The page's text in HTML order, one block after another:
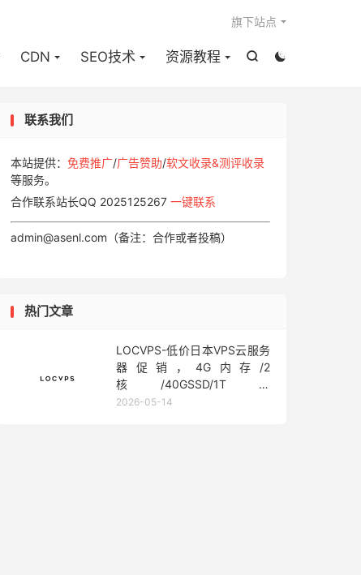


CDN SEO技术 资源教程
旗下站点
联系我们
本站提供： 免费推广/广告赞助/软文收录&测评收录
等服务。
合作联系站长QQ 2025125267 一键联系
admin@asenl.com（备注：合作或者投稿）
热门文章
LOCVPS-低价日本VPS云服务
器促销，4G内存/2
核/40GSSD/1T流
量/450Mbps带宽，低至36元/
2026-05-14